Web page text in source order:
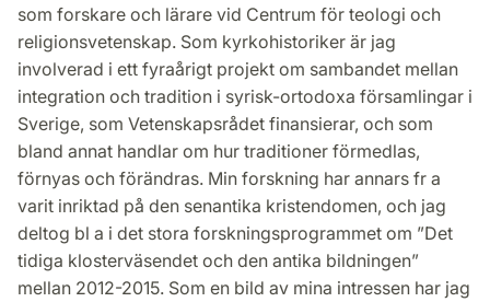
som forskare och lärare vid Centrum för teologi och
religionsvetenskap. Som kyrkohistoriker är jag
involverad i ett fyraårigt projekt om sambandet mellan
integration och tradition i syrisk-ortodoxa församlingar i
Sverige, som Vetenskapsrådet finansierar, och som
bland annat handlar om hur traditioner förmedlas,
förnyas och förändras. Min forskning har annars fr a
varit inriktad på den senantika kristendomen, och jag
deltog bl a i det stora forskningsprogrammet om ”Det
tidiga klosterväsendet och den antika bildningen”
mellan 2012-2015. Som en bild av mina intressen har jag